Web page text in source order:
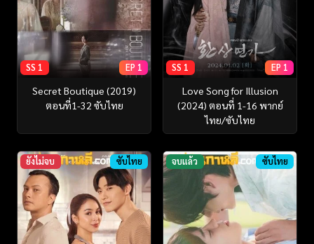
SS 1 EP 1
Secret Boutique (2019)
ตอนที่1-32 ซับไทย
SS 1 EP 1
Love Song for Illusion
(2024) ตอนที่ 1-16 พากย์
ไทย/ซับไทย
ยังไม่จบ ซับไทย จบแล้ว ซับไทย